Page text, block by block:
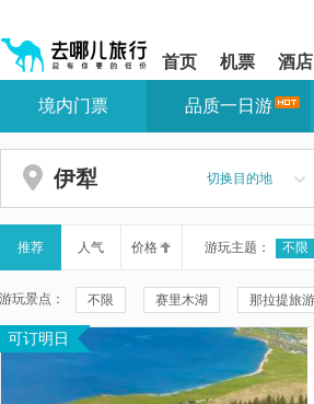
shift+enter
网
导
盲
导
模
式
您
站
区,
本
有
6
个
首页 机票 酒店
您
站
区
境内门票 品质一日游
伊犁 切换目的地
推荐 人气 价格 游玩主题： 不限
游玩景点： 不限 赛里木湖 那拉提旅
那拉提草原 夏塔旅游景区
恰西草原风景旅游
可订明日